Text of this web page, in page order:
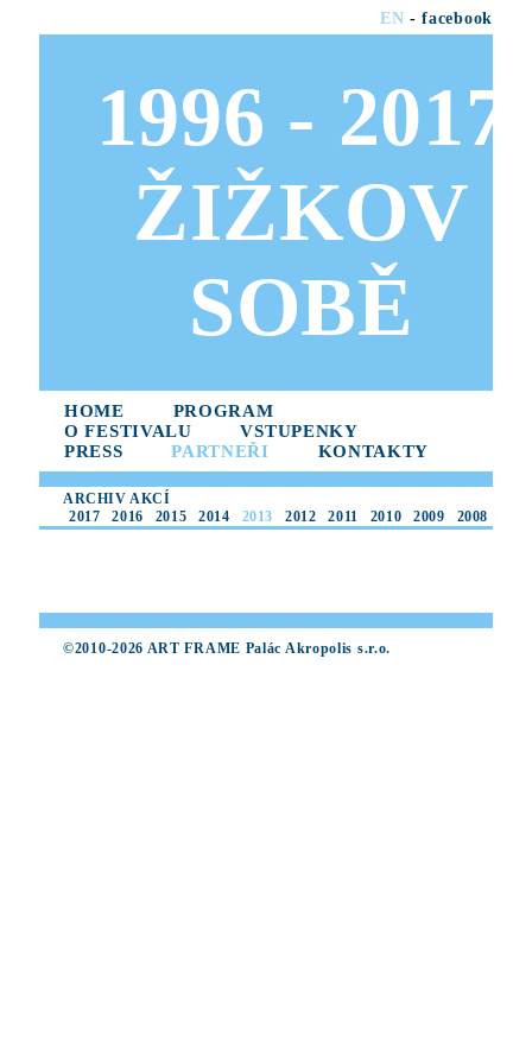
EN -facebook
1996 - 2017
ŽIŽKOV
SOBĚ
HOME
PROGRAM
O FESTIVALU
VSTUPENKY
PRESS
PARTNEŘI KONTAKTY
ARCHIV AKCÍ
2017
2016 2015 2014 2013 2012 2011 2010 2009 2008
©2010-2026 ART FRAME Palác Akropolis s.r.o.